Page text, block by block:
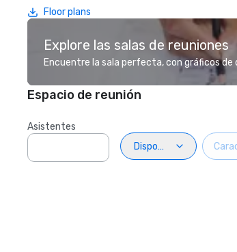
Floor plans
Explore las salas de reuniones
Encuentre la sala perfecta, con gráficos
Espacio de reunión
Asistentes
Disposiciön